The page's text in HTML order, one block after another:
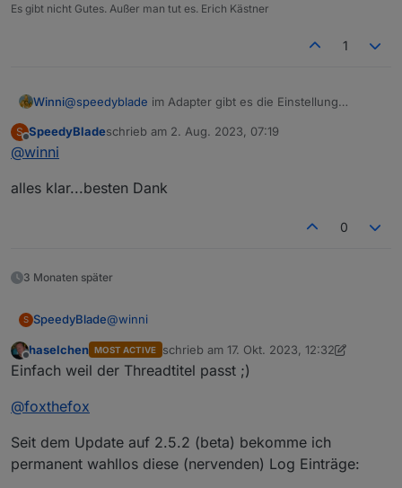
Es gibt nicht Gutes. Außer man tut es. Erich Kästner
1
Winni@speedyblade im Adapter gibt es die Einstellung
10 sec. eingestellt, damit passt das für mich.
S
Offline
SpeedyBladeschrieb am 2. Aug. 2023, 07:19
zuletzt editiert von
@winni
alles klar...besten Dank
0
3 Monaten später
S SpeedyBlade@winni
alles klar...besten Dank
Offline
haselchen MOST ACTIVE schrieb am 17. Okt. 2023, 12:32
zuletzt editiert von haselchen
Einfach weil der Threadtitel passt ;)
@foxthefox
Seit dem Update auf 2.5.2 (beta) bekomme ich
permanent wahllos diese (nervenden) Log Einträge: